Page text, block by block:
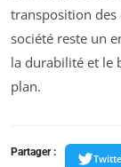
transposition des
société reste un
la durabilité et le
plan.
Partager :